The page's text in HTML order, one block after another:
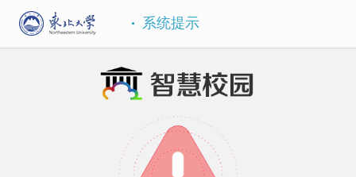
系统提示